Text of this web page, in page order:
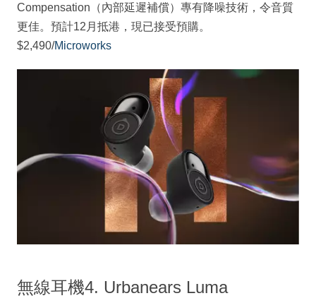
Compensation（內部延遲補償）專有降噪技術，令音質
更佳。預計12月抵港，現已接受預購。
$2,490/Microworks
無線耳機4. Urbanears Luma